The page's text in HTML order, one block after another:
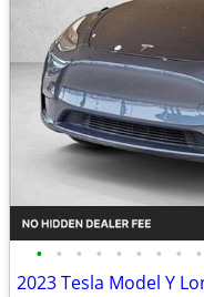
• • • • • • • • •